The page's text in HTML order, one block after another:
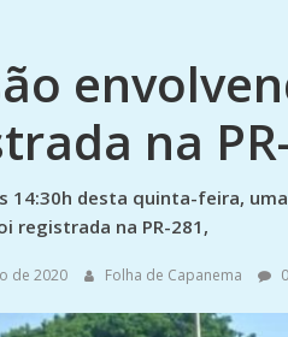
na
14:30h desta quinta-feira,
registrada na PR-281,
de 2020 Folha de Capanema